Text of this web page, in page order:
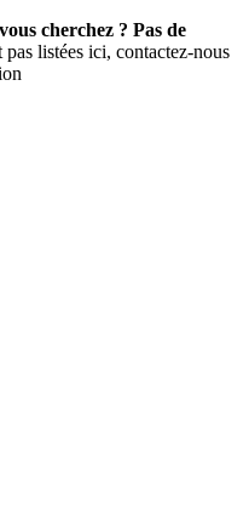
cherchez ? Pas de
pas listées ici, contactez-nous